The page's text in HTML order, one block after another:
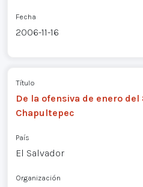
Fecha
2006-11-16
Título
De la ofensiva de enero del
Chapultepec
País
El Salvador
Organización